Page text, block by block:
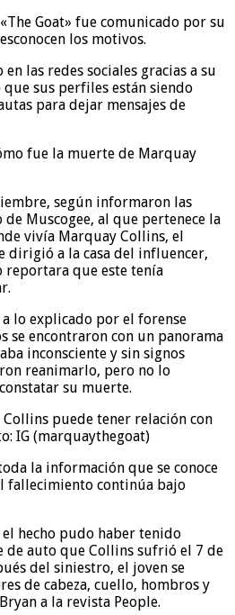
Goat» fue comunicado por su
los motivos.
las redes sociales gracias a su
sus perfiles están siendo
para dejar mensajes de
fue la muerte de Marquay
según informaron las
Muscogee, al que pertenece la
vivía Marquay Collins, el
dirigió a la casa del influencer,
reportara que este tenía
lo explicado por el forense
se encontraron con un panorama
inconsciente y sin signos
reanimarlo, pero no lo
su muerte.
puede tener relación con
IG (marquaythegoat)
la información que se conoce
fallecimiento continúa bajo
hecho pudo haber tenido
de auto que Collins sufrió el 7 de
del siniestro, el joven se
de cabeza, cuello, hombros y
a la revista People.